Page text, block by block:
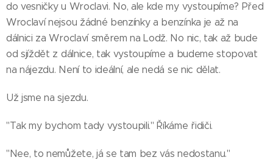
do vesničky u Wroclavi. No, ale kde my vystoupíme? Před
Wroclaví nejsou žádné benzínky a benzínka je až na
dálnici za Wroclaví směrem na Lodž. No nic, tak až bude
od sjíždět z dálnice, tak vystoupíme a budeme stopovat
na nájezdu. Není to ideální, ale nedá se nic dělat.
Už jsme na sjezdu.
"Tak my bychom tady vystoupili." Říkáme řidiči.
"Nee, to nemůžete, já se tam bez vás nedostanu."